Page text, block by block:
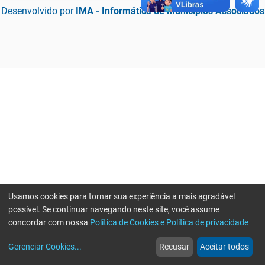
Desenvolvido por IMA - Informática de Municípios Associados
web
Notícias
more_horiz
Mais
Usamos cookies para tornar sua experiência a mais agradável
possível. Se continuar navegando neste site, você assume
concordar com nossa Política de Cookies e Política de privacidade
Gerenciar Cookies... Recusar Aceitar todos
Erro ao enviar informações, por favor tente novamente